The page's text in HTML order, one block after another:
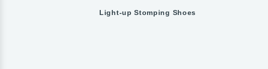
Light-up Stomping Shoes